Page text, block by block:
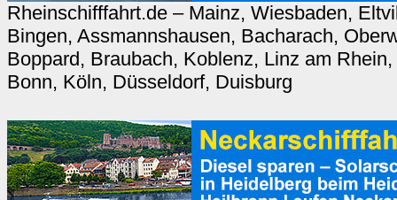
Rheinschifffahrt.de – Mainz, Wiesbaden,
Bingen, Assmannshausen, Bacharach,
Boppard, Braubach, Koblenz, Linz am
Bonn, Köln, Düsseldorf, Duisburg